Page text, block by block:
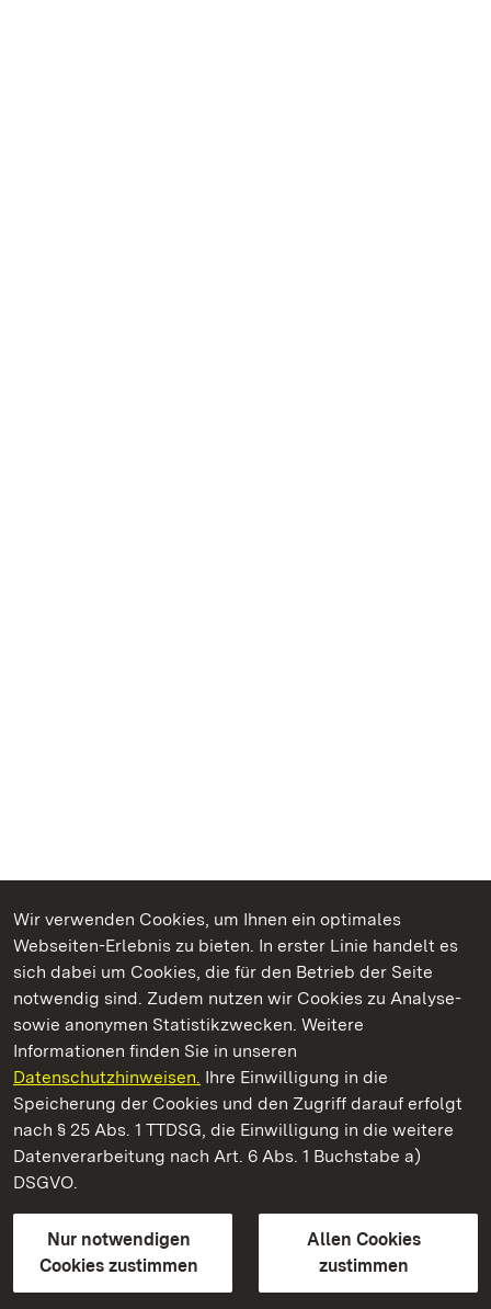
Wir verwenden Cookies, um Ihnen ein optimales
Webseiten-Erlebnis zu bieten. In erster Linie handelt es
sich dabei um Cookies, die für den Betrieb der Seite
notwendig sind. Zudem nutzen wir Cookies zu Analyse-
sowie anonymen Statistikzwecken. Weitere
Informationen finden Sie in unseren
Datenschutzhinweisen. Ihre Einwilligung in die
Speicherung der Cookies und den Zugriff darauf erfolgt
nach § 25 Abs. 1 TTDSG, die Einwilligung in die weitere
Datenverarbeitung nach Art. 6 Abs. 1 Buchstabe a)
DSGVO.
Nur notwendigen
Cookies zustimmen
Allen Cookies
zustimmen
Kommen. Staunen. Genießen.
Residenzschloss Rastatt
Staatliche Schlösser und Gärten Baden-Württemberg
Kontakt
GebärdenspracheLeichte Sprache
Erklärung zur Barrierefreiheit
BITV-konform (geprüfte Seiten)